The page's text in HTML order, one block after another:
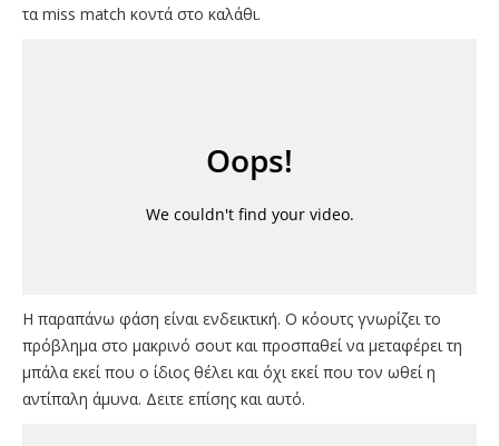
τα miss match κοντά στο καλάθι.
Η παραπάνω φάση είναι ενδεικτική. Ο κόουτς γνωρίζει το
πρόβλημα στο μακρινό σουτ και προσπαθεί να μεταφέρει τη
μπάλα εκεί που ο ίδιος θέλει και όχι εκεί που τον ωθεί η
αντίπαλη άμυνα. Δειτε επίσης και αυτό.